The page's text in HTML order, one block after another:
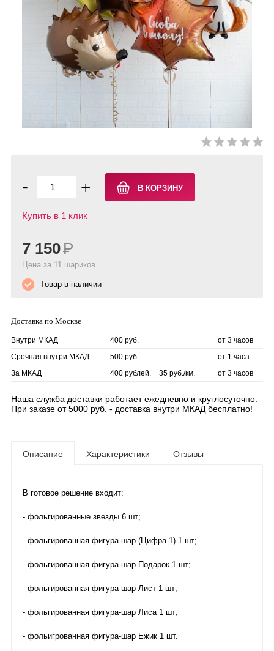
- +
Купить в 1 клик
7 150Р
Цена за 11 шариков
Товар в наличии
Доставка по Москве
Внутри МКАД 400 руб.
от 3 часов
Срочная внутри МКАД
500 руб.
от 1 часа
За МКАД
400 рублей. + 35 руб./км. от 3 часов
Наша служба доставки работает ежедневно и круглосуточно.
При заказе от 5000 руб. - доставка внутри МКАД бесплатно!
Описание Характеристики Отзывы
В готовое решение входит:
- фольгированные звезды 6 шт;
- фольгированная фигура-шар (Цифра 1) 1 шт;
- фольгированная фигура-шар Подарок 1 шт;
- фольгированная фигура-шар Лист 1 шт;
- фольгированная фигура-шар Лиса 1 шт;
- фольигрованная фигура-шар Ежик 1 шт.